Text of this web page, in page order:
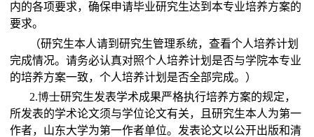
内的各项要求，确保申请毕业研究生达到本专业培养方案的
要求。
（研究生本人请到研究生管理系统，查看个人培养计划
完成情况。请务必认真对照个人培养计划是否与学院本专业
的培养方案一致，个人培养计划是否全部完成。）
2.博士研究生发表学术成果严格执行培养方案的规定，
所发表的学术论文须与学位论文有关，且研究生本人为第一
作者，山东大学为第一作者单位。发表论文以公开出版和清